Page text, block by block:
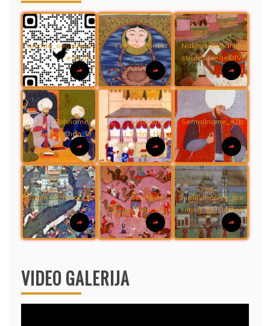
qrcode_osonakas
.edu.ba
Felicity_Cancer
NakkasOsmanIllu
stratedSiegeOfVi
enna
Sahname-
i_Selim_Khan_9r
Sehname-
i_Selim_Han
Semailname_47b
Battle_of_Nicopoli
s
Sehname-
i_Selim_Han_68a
Sueleymaniye_pai
nting_by_Osman
VIDEO GALERIJA